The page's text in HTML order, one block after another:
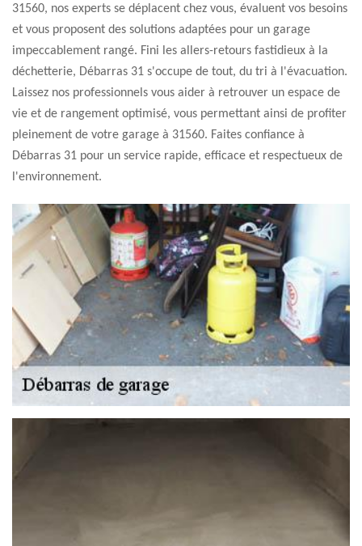
31560, nos experts se déplacent chez vous, évaluent vos besoins
et vous proposent des solutions adaptées pour un garage
impeccablement rangé. Fini les allers-retours fastidieux à la
déchetterie, Débarras 31 s'occupe de tout, du tri à l'évacuation.
Laissez nos professionnels vous aider à retrouver un espace de
vie et de rangement optimisé, vous permettant ainsi de profiter
pleinement de votre garage à 31560. Faites confiance à
Débarras 31 pour un service rapide, efficace et respectueux de
l'environnement.